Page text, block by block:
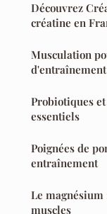
Découvrez
créatine en
Musculation
d'entraînement
Probiotiques
essentiels
Poignées de
entraînement
Le
muscles